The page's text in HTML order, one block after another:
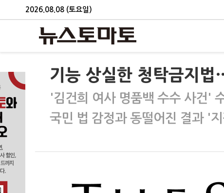
2026.08.08 (토요일)
기능 상실한 청탁금지
'김건희 여사 명품백 수수 사건'
국민 법 감정과 동떨어진 결과 '